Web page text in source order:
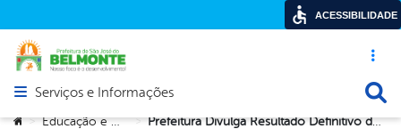
Acesso
Abrir menu principal de navegação
Serviços e Informações
Você está aqui:
> Educação e Cultura > Prefeitura Divulga Resultado Definitivo das Seleções 001 e 002/2019
ACESSIBILIDADE